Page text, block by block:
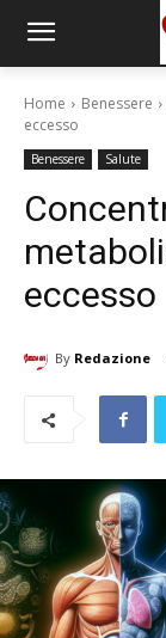
Home Benessere
eccesso
Benessere Salute
eccesso
By Redazione